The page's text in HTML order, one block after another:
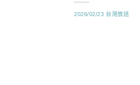
2026/02/23 台灣放送